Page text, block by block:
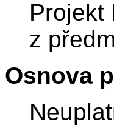
Projekt
z
Osnova